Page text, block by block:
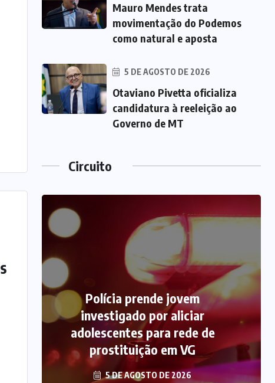
Mauro Mendes trata
movimentação do Podemos
como natural e aposta
5 DE AGOSTO DE 2026
Otaviano Pivetta oficializa
candidatura à reeleição ao
Governo de MT
Circuito
Polícia prende jovem
investigado por aliciar
adolescentes para rede de
prostituição em VG
5 DE AGOSTO DE 2026